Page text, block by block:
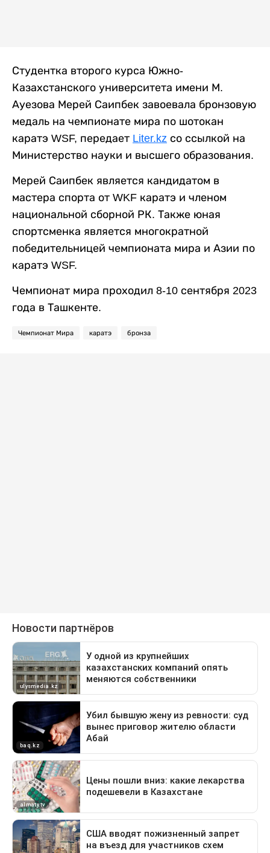
Студентка второго курса Южно-
Казахстанского университета имени М.
Ауезова Мерей Саипбек завоевала бронзовую
медаль на чемпионате мира по шотокан
каратэ WSF, передает Liter.kz со ссылкой на
Министерство науки и высшего образования.
Мерей Саипбек является кандидатом в
мастера спорта от WKF каратэ и членом
национальной сборной РК. Также юная
спортсменка является многократной
победительницей чемпионата мира и Азии по
каратэ WSF.
Чемпионат мира проходил 8-10 сентября 2023
года в Ташкенте.
Чемпионат Мира каратэ бронза